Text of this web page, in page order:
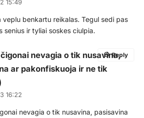
15:49
veplu benkartu reikalas. Tegul sedi pas
senius ir tyliai soskes ciulpia.
nevagia o tik nusavina,
ar pakonfiskuoja ir ne tik
16:22
nevagia o tik nusavina, pasisavina
Reply